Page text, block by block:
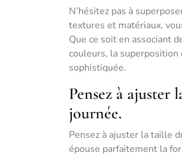
N’hésitez pas à
textures et matériaux,
Que ce soit en associant
couleurs, la
sophistiquée.
Pensez à
journée.
Pensez à ajuster la taille
épouse parfaitement la